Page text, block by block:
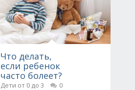
Что делать,
если ребенок
часто болеет?
Дети от 0 до 3
0